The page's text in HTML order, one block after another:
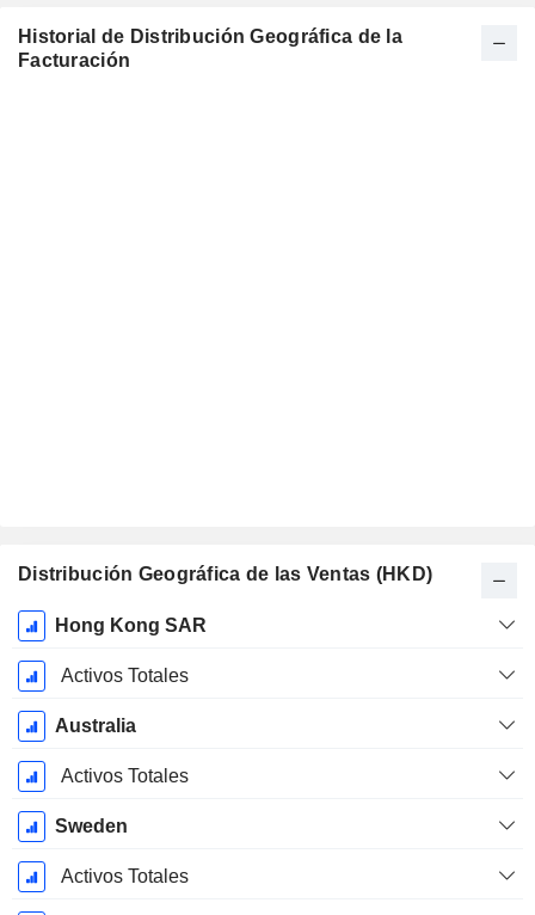
Historial de Distribución Geográfica de la
Facturación
Distribución Geográfica de las Ventas (HKD)
Período
fiscal:
Diciembre
Hong Kong SAR
Activos Totales
Australia
Activos Totales
Sweden
Activos Totales